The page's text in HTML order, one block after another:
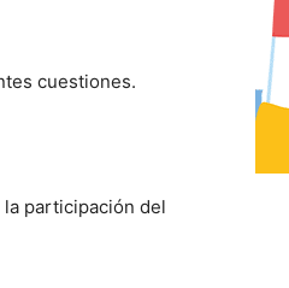
cuestiones.
la participación del